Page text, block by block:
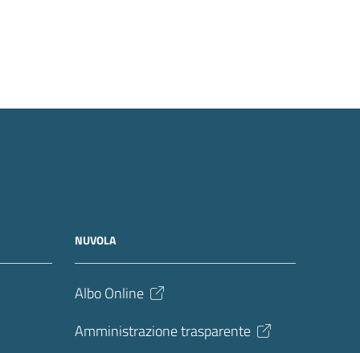
NUVOLA
Albo Online
Amministrazione trasparente